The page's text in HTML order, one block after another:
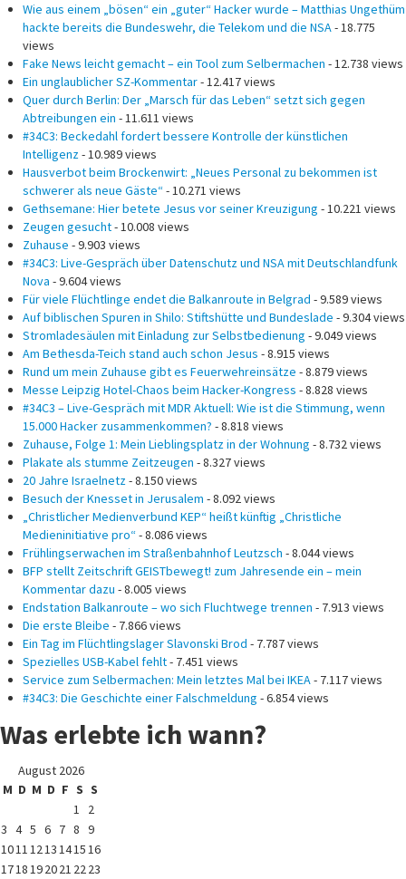
Wie aus einem „bösen“ ein „guter“ Hacker wurde – Matthias Ungethüm
hackte bereits die Bundeswehr, die Telekom und die NSA- 18.775
views
Fake News leicht gemacht – ein Tool zum Selbermachen - 12.738 views
Ein unglaublicher SZ-Kommentar- 12.417 views
Quer durch Berlin: Der „Marsch für das Leben“ setzt sich gegen
Abtreibungen ein - 11.611 views
#34C3: Beckedahl fordert bessere Kontrolle der künstlichen
Intelligenz- 10.989 views
Hausverbot beim Brockenwirt: „Neues Personal zu bekommen ist
schwerer als neue Gäste“- 10.271 views
Gethsemane: Hier betete Jesus vor seiner Kreuzigung - 10.221 views
Zeugen gesucht- 10.008 views
Zuhause - 9.903 views
#34C3: Live-Gespräch über Datenschutz und NSA mit Deutschlandfunk
Nova - 9.604 views
Für viele Flüchtlinge endet die Balkanroute in Belgrad - 9.589 views
Auf biblischen Spuren in Shilo: Stiftshütte und Bundeslade - 9.304 views
Stromladesäulen mit Einladung zur Selbstbedienung - 9.049 views
Am Bethesda-Teich stand auch schon Jesus - 8.915 views
Rund um mein Zuhause gibt es Feuerwehreinsätze - 8.879 views
Messe Leipzig Hotel-Chaos beim Hacker-Kongress - 8.828 views
#34C3 – Live-Gespräch mit MDR Aktuell: Wie ist die Stimmung, wenn
15.000 Hacker zusammenkommen? - 8.818 views
Zuhause, Folge 1: Mein Lieblingsplatz in der Wohnung - 8.732 views
Plakate als stumme Zeitzeugen - 8.327 views
20 Jahre Israelnetz- 8.150 views
Besuch der Knesset in Jerusalem - 8.092 views
„Christlicher Medienverbund KEP“ heißt künftig „Christliche
Medieninitiative pro“- 8.086 views
Frühlingserwachen im Straßenbahnhof Leutzsch - 8.044 views
BFP stellt Zeitschrift GEISTbewegt! zum Jahresende ein – mein
Kommentar dazu - 8.005 views
Endstation Balkanroute – wo sich Fluchtwege trennen - 7.913 views
Die erste Bleibe - 7.866 views
Ein Tag im Flüchtlingslager Slavonski Brod - 7.787 views
Spezielles USB-Kabel fehlt- 7.451 views
Service zum Selbermachen: Mein letztes Mal bei IKEA- 7.117 views
#34C3: Die Geschichte einer Falschmeldung - 6.854 views
Was erlebte ich wann?
August 2026
M D M D F S S
1
2
3 4 5 6 7 8 9
10111213141516
1718192021 2223